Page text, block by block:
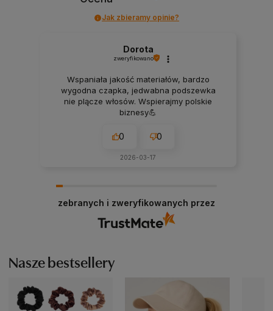
Jak zbieramy opinie?
Dorota
zweryfikowano
Wspaniała jakość materiałów, bardzo
wygodna czapka, jedwabna podszewka
nie plącze włosów. Wspierajmy polskie
biznesy💪
0 0
2026-03-17
zebranych i zweryfikowanych przez
Nasze bestsellery